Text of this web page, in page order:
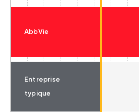
AbbVie
Entreprise
typique